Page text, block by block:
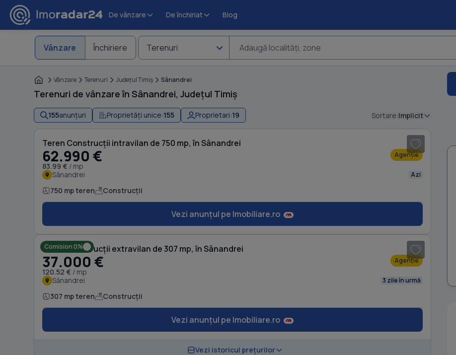
De vânzare De închiriat Blog
Vânzare Închiriere Terenuri Adaugă localități, zone
Vânzare Terenuri Judeţul Timiş Sânandrei
Terenuri de vânzare în Sânandrei, Județul Timiș
155anunțuri Proprietăți unice:155 Proprietari:19 Sortare:Implicit
1
/ 3
Teren Construcții intravilan de 750 mp, în Sânandrei
62.990 €
83.99 € / mp
Agenție
Sânandrei Azi
750 mp teren Construcții
Vezi anunțul pe Imobiliare.ro
Comision 0%
Teren Construcții extravilan de 307 mp, în Sânandrei
37.000 €
120.52 € / mp
Agenție
Sânandrei 3 zile în urmă
307 mp teren Construcții
Vezi anunțul pe Imobiliare.ro
Vezi istoricul prețurilor